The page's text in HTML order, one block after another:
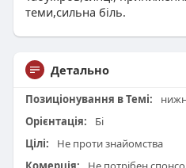
теми,сильна біль.
Детально
Позиціонування в Темі:
Орієнтація:
Бі
Цілі:
Не проти знайомства